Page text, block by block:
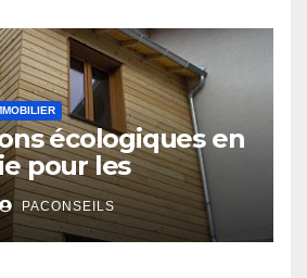
écologiques en
pour les
du bâtiment
PACONSEILS